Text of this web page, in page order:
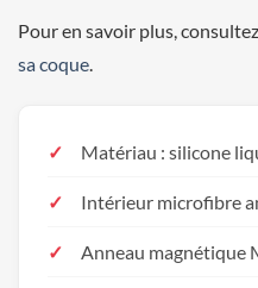
Pour en savoir plus,
sa coque
Matériau : silicone
Intérieur microfibre
Anneau magnétique